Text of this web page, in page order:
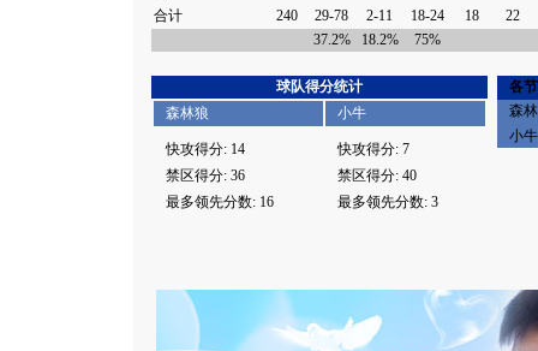
合计 240 29-78 2-11 18-24 18
22
37.2%
18.2% 75%
球队得分统计
森林狼
小牛
快攻得分: 14
禁区得分: 36
最多领先分数: 16
快攻得分: 7
禁区得分: 40
最多领先分数: 3
各
森
小牛